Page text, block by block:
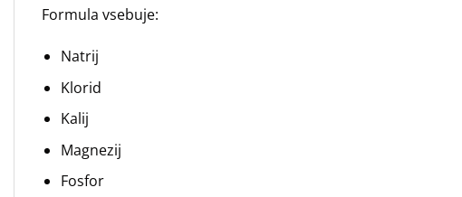
Formula vsebuje:
Natrij
Klorid
Kalij
Magnezij
Fosfor